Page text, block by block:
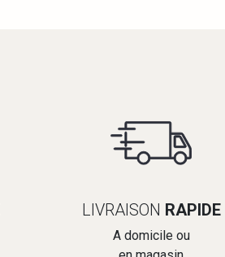
LIVRAISON RAPIDE
A domicile ou